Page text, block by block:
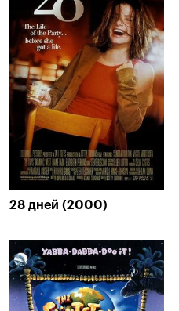
28 дней (2000)